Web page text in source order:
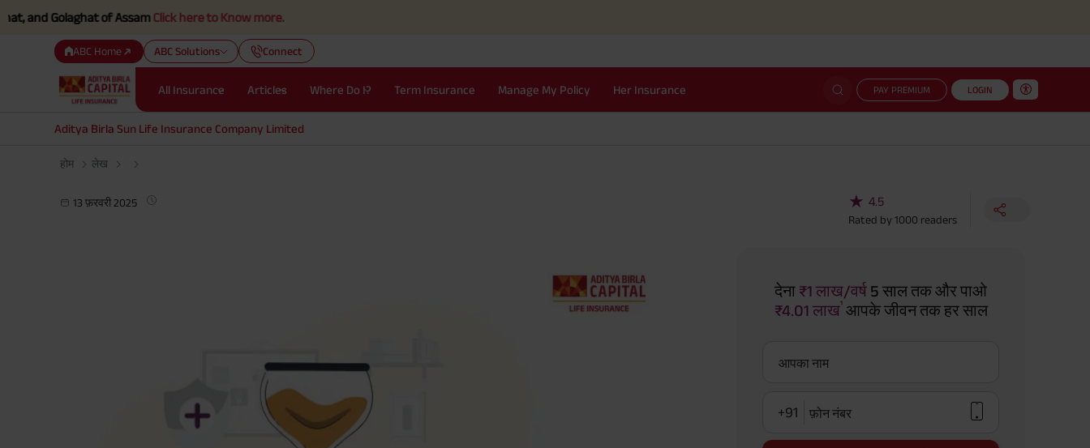
of AssamClick here to Know more.
ABC Home ABC Solutions Connect
All Insurance Articles Where Do I? Term Insurance Manage My Policy Her Insurance PAY PREMIUM LOGIN
Aditya Birla Sun Life Insurance Company Limited
होम लेख
13 फ़रवरी 2025 ★ 4.5
Rated by 1000 readers
देना ₹1 लाख/वर्ष 5 साल तक और पाओ
₹4.01 लाख¹आपके जीवन तक हर साल
आपका नाम
+91 फ़ोन नंबर